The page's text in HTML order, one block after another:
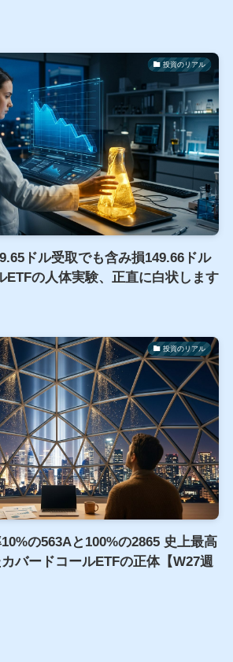
投資のリアル
ドル受取でも含み損149.66ドル
の人体実験、正直に白状します
投資のリアル
10%の563Aと100%の2865 史上最高
バードコールETFの正体【W27週